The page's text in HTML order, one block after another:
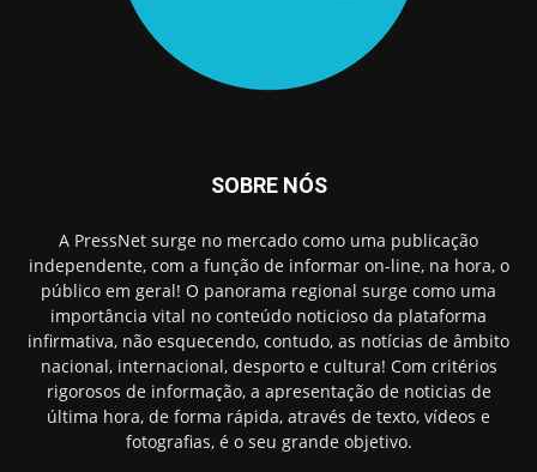
SOBRE NÓS
A PressNet surge no mercado como uma publicação
independente, com a função de informar on-line, na hora, o
público em geral! O panorama regional surge como uma
importância vital no conteúdo noticioso da plataforma
infirmativa, não esquecendo, contudo, as notícias de âmbito
nacional, internacional, desporto e cultura! Com critérios
rigorosos de informação, a apresentação de noticias de
última hora, de forma rápida, através de texto, vídeos e
fotografias, é o seu grande objetivo.